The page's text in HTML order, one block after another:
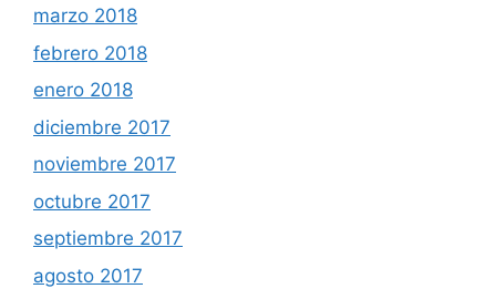
marzo 2018
febrero 2018
enero 2018
diciembre 2017
noviembre 2017
octubre 2017
septiembre 2017
agosto 2017